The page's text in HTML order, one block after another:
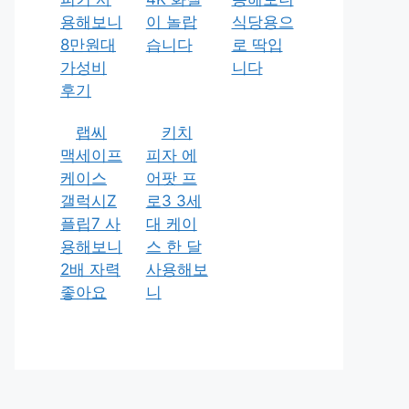
용해보니
8만원대
가성비
후기
이 놀랍
습니다
식당용으
로 딱입
니다
랩씨
맥세이프
케이스
갤럭시Z
플립7 사
용해보니
2배 자력
좋아요
키치
피자 에
어팟 프
로3 3세
대 케이
스 한 달
사용해보
니